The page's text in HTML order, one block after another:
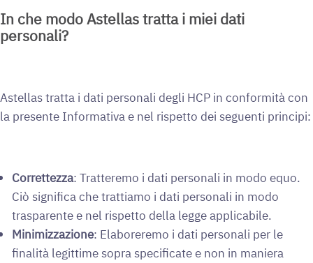
In che modo Astellas tratta i miei dati
personali?
Astellas tratta i dati personali degli HCP in conformità con
la presente Informativa e nel rispetto dei seguenti principi:
Correttezza: Tratteremo i dati personali in modo equo.
Ciò significa che trattiamo i dati personali in modo
trasparente e nel rispetto della legge applicabile.
Minimizzazione: Elaboreremo i dati personali per le
finalità legittime sopra specificate e non in maniera